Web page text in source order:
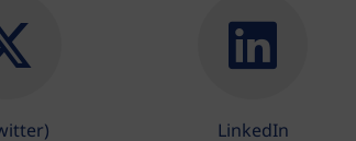
LinkedIn